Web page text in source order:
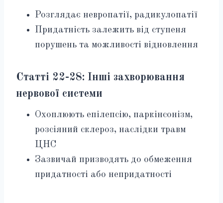
Розглядає невропатії, радикулопатії
Придатність залежить від ступеня
порушень та можливості відновлення
Статті 22-28: Інші захворювання
нервової системи
Охоплюють епілепсію, паркінсонізм,
розсіяний склероз, наслідки травм
ЦНС
Зазвичай призводять до обмеження
придатності або непридатності